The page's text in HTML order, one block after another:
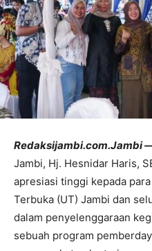
Redaksijambi.com.Jambi
Jambi, Hj. Hesnidar Haris,
apresiasi tinggi kepada
Terbuka (UT) Jambi dan
dalam penyelenggaraan
sebuah program